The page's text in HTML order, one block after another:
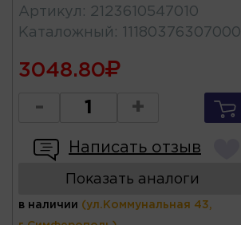
Артикул : 2123610547010
Каталожный : 11180376307000
3048.80
- +
Написать отзыв
Показать аналоги
в наличии (ул.Коммунальная 43,